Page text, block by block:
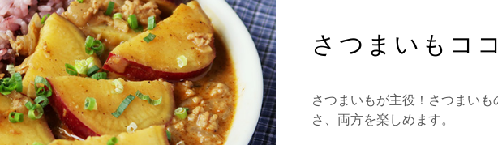
さつまいもコ
さつまいもが主役！さつまい
さ、両方を楽しめます。